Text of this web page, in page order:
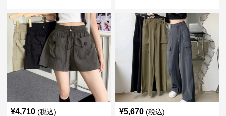
¥4,710 (税込) ¥5,670 (税込)